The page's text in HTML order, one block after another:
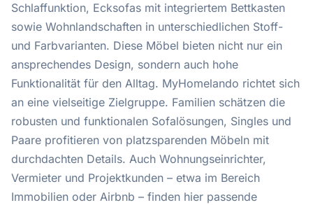
Schlaffunktion, Ecksofas mit integriertem Bettkasten
sowie Wohnlandschaften in unterschiedlichen Stoff-
und Farbvarianten. Diese Möbel bieten nicht nur ein
ansprechendes Design, sondern auch hohe
Funktionalität für den Alltag. MyHomelando richtet sich
an eine vielseitige Zielgruppe. Familien schätzen die
robusten und funktionalen Sofalösungen, Singles und
Paare profitieren von platzsparenden Möbeln mit
durchdachten Details. Auch Wohnungseinrichter,
Vermieter und Projektkunden – etwa im Bereich
Immobilien oder Airbnb – finden hier passende